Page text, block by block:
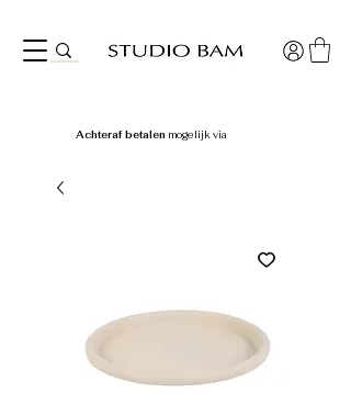
Achteraf betalen mogelijk via